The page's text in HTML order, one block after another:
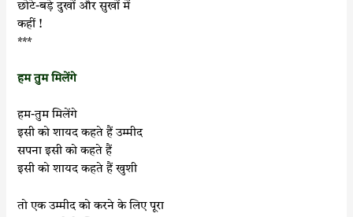
छोटे-बड़े दुखों और सुखों में
कहीं !
***
हम तुम मिलेंगे
हम-तुम मिलेंगे
इसी को शायद कहते हैं उम्मीद
सपना इसी को कहते हैं
इसी को शायद कहते हैं खुशी
तो एक उम्मीद को करने के लिए पूरा